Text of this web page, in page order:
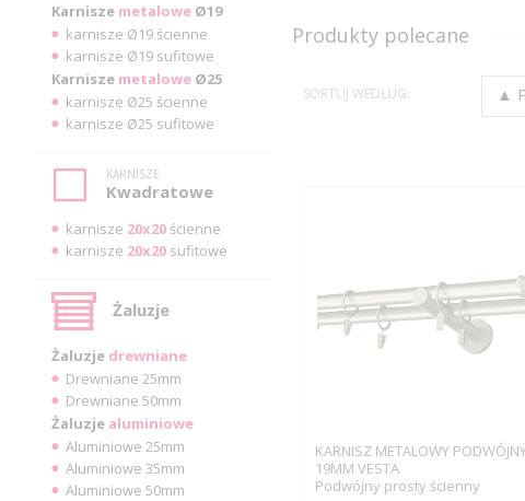
Karnisze metalowe Ø19
karnisze Ø19 ścienne
karnisze Ø19 sufitowe
Karnisze metalowe Ø25
karnisze Ø25 ścienne
karnisze Ø25 sufitowe
KARNISZE
Kwadratowe
karnisze 20x20 ścienne
karnisze 20x20 sufitowe
Żaluzje
Żaluzje drewniane
Drewniane 25mm
Drewniane 50mm
Żaluzje aluminiowe
Aluminiowe 25mm
Aluminiowe 35mm
Aluminiowe 50mm
Produkty polecane
SORTUJ WEDŁUG:
KARNISZ METALOWY
19MM VESTA
Podwójny prosty ścienny